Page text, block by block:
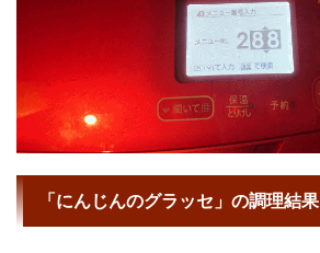
「にんじんのグラッセ」の調理結果